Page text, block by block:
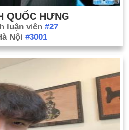
QUỐC HƯNG
luận viên #27
Nội #3001